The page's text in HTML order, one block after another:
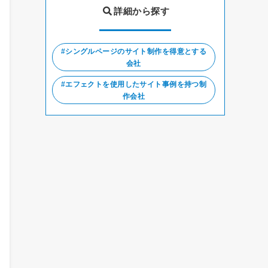
詳細から探す
シングルページのサイト制作を得意とする
会社
エフェクトを使用したサイト事例を持つ制
作会社